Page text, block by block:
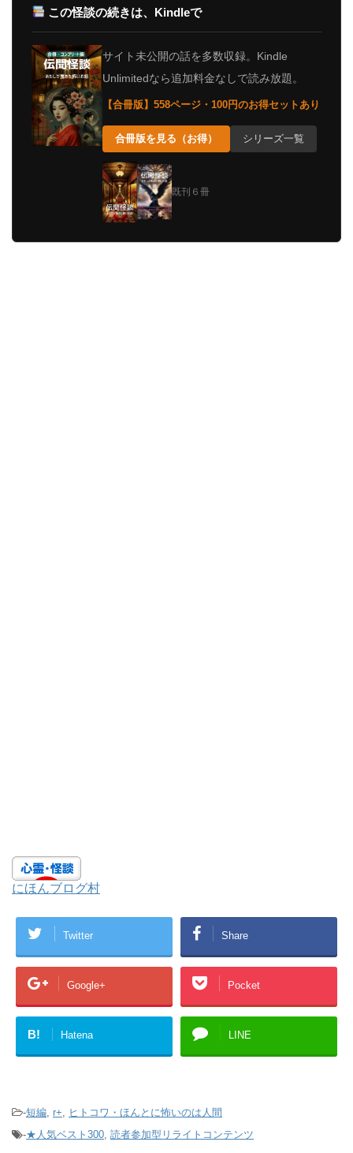
この怪談の続きは、Kindleで
サイト未公開の話を多数収録。Kindle
Unlimitedなら追加料金なしで読み放題。
【合冊版】558ページ・100円のお得セットあり
合冊版を見る（お得） シリーズ一覧
既刊６冊
にほんブログ村
Twitter Share
Google+ Pocket
B! Hatena LINE
-短編 r+
ヒトコワ・ほんとに怖いのは人間
-★人気ベスト300 読者参加型リライトコンテンツ